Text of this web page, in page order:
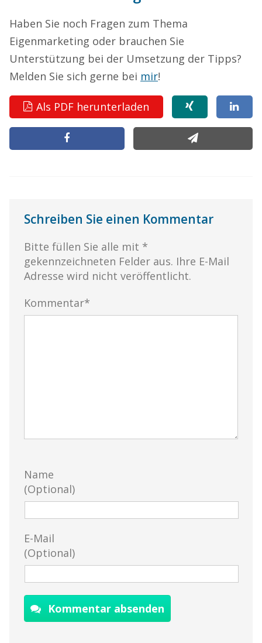
Haben Sie noch Fragen zum Thema
Eigenmarketing oder brauchen Sie
Unterstützung bei der Umsetzung der Tipps?
Melden Sie sich gerne bei mir!
Als PDF herunterladen
Schreiben Sie einen Kommentar
Bitte füllen Sie alle mit *
gekennzeichneten Felder aus. Ihre E-Mail
Adresse wird nicht veröffentlicht.
Kommentar*
Name
(Optional)
E-Mail
(Optional)
Kommentar absenden